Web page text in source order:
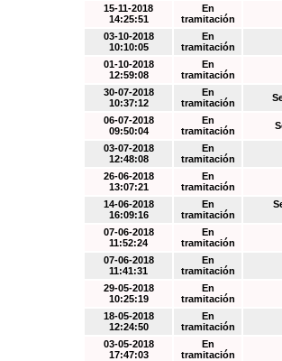
15-11-2018
14:25:51
En
tramitación
03-10-2018
10:10:05
En
tramitación
01-10-2018
12:59:08
En
tramitación
30-07-2018
10:37:12
En
tramitación
06-07-2018
09:50:04
En
tramitación
03-07-2018
12:48:08
En
tramitación
26-06-2018
13:07:21
En
tramitación
14-06-2018
16:09:16
En
tramitación
07-06-2018
11:52:24
En
tramitación
07-06-2018
11:41:31
En
tramitación
29-05-2018
10:25:19
En
tramitación
18-05-2018
12:24:50
En
tramitación
03-05-2018
17:47:03
En
tramitación